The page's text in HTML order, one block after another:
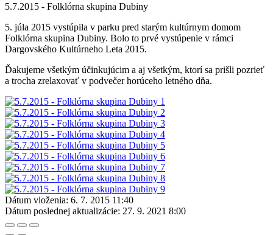
5.7.2015 - Folklórna skupina Dubiny
5. júla 2015 vystúpila v parku pred starým kultúrnym domom
Folklórna skupina Dubiny. Bolo to prvé vystúpenie v rámci
Dargovského Kultúrneho Leta 2015.
Ďakujeme všetkým účinkujúcim a aj všetkým, ktorí sa prišli pozrieť
a trocha zrelaxovať v podvečer horúceho letného dňa.
Dátum vloženia: 6. 7. 2015 11:40
Dátum poslednej aktualizácie: 27. 9. 2021 8:00